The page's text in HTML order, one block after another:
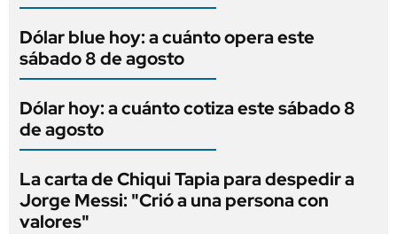
Dólar blue hoy: a cuánto opera este
sábado 8 de agosto
Dólar hoy: a cuánto cotiza este sábado 8
de agosto
La carta de Chiqui Tapia para despedir a
Jorge Messi: "Crió a una persona con
valores"